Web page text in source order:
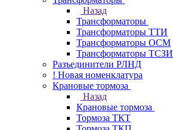
Назад
Трансформаторы
Трансформаторы ТТИ
Трансформаторы ОСМ
Трансформаторы ТСЗИ
Разъединители РЛНД
! Новая номенклатура
Крановые тормоза
Назад
Крановые тормоза
Тормоза ТКТ